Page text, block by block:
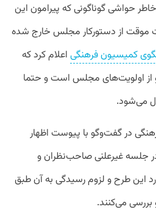
حواشی گوناگونی که پیرامون این
موقت از دستورکار مجلس خارج شده
کمیسیون فرهنگی اعلام کرد که
از اولویت‌های مجلس است و حتما
می‌شود.
در گفت‌وگو با پیوست اظهار
مردادماه) در جلسه غیرعلنی صاحب‌نظران و
این طرح و لزوم رسیدگی به آن طبق